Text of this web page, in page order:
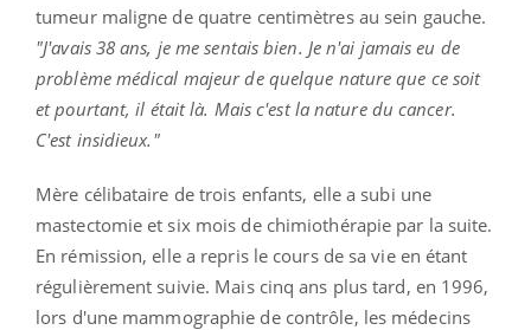
tumeur maligne de quatre centimètres au sein gauche.
"J'avais 38 ans, je me sentais bien. Je n'ai jamais eu de
problème médical majeur de quelque nature que ce soit
et pourtant, il était là. Mais c'est la nature du cancer.
C'est insidieux."
Mère célibataire de trois enfants, elle a subi une
mastectomie et six mois de chimiothérapie par la suite.
En rémission, elle a repris le cours de sa vie en étant
régulièrement suivie. Mais cinq ans plus tard, en 1996,
lors d'une mammographie de contrôle, les médecins